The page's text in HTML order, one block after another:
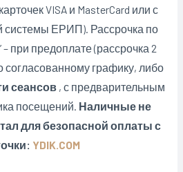
VISA и MasterCard или с
системы ЕРИП). Рассрочка по
при предоплате (рассрочка 2
согласованному графику, либо
сеансов, с предварительным
посещений. Наличные не
для безопасной оплаты с
YDIK.COM